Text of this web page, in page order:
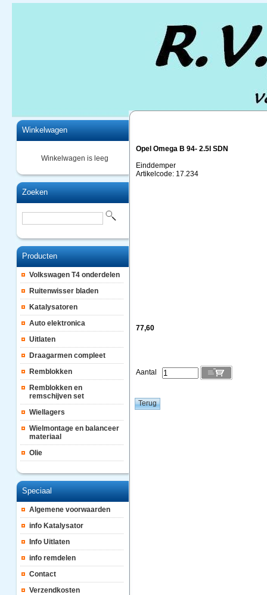
Winkelwagen
Winkelwagen is leeg
Zoeken
Producten
Volkswagen T4 onderdelen
Ruitenwisser bladen
Katalysatoren
Auto elektronica
Uitlaten
Draagarmen compleet
Remblokken
Remblokken en
remschijven set
Wiellagers
Wielmontage en balanceer
materiaal
Olie
Speciaal
Algemene voorwaarden
info Katalysator
Info Uitlaten
info remdelen
Contact
Verzendkosten
Opel Omega B 94- 2.5I SDN
Einddemper
Artikelcode: 17.234
77,60
Aantal